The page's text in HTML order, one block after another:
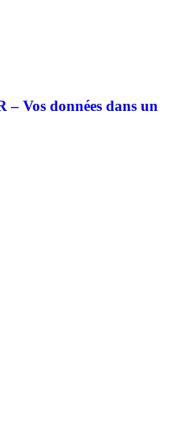
Vos données dans un